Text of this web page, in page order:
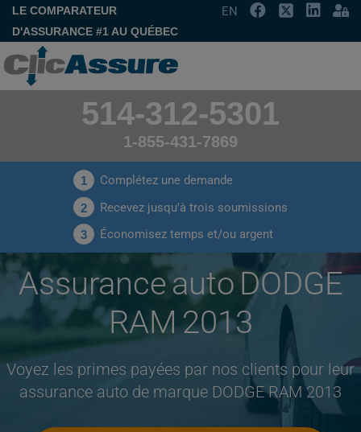
LE COMPARATEUR
D'ASSURANCE #1 AU QUÉBEC
EN
514-312-5301
1-855-431-7869
1 Complétez une demande
2 Recevez jusqu'à trois soumissions
3 Économisez temps et/ou argent
Assurance auto DODGE
RAM 2013
Voyez les primes payées par nos clients pour leur
assurance auto de marque DODGE RAM 2013